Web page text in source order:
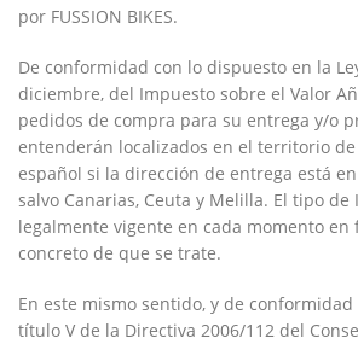
por FUSSION BIKES.
De conformidad con lo dispuesto en la
diciembre, del Impuesto sobre el Valor
pedidos de compra para su entrega y/o
entenderán localizados en el territorio
español si la dirección de entrega está
salvo Canarias, Ceuta y Melilla. El tipo de
legalmente vigente en cada momento
concreto de que se trate.
En este mismo sentido, y de
título V de la Directiva 2006/112 del